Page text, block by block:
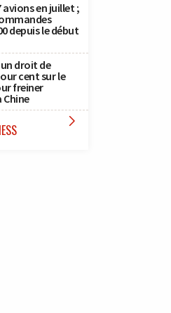
avions en juillet ;
depuis le début
droit de
cent sur le
freiner
Chine
